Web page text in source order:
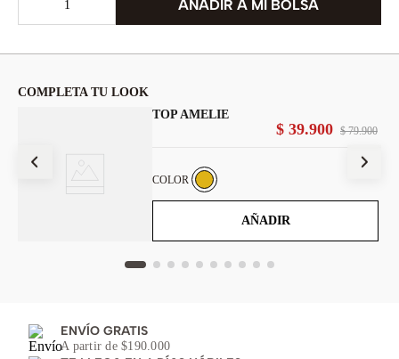
COMPLETA TU LOOK
TOP AMELIE
$ 79.900
$ 39.900
COLOR
AÑADIR
ENVÍO GRATIS
A partir de $190.000